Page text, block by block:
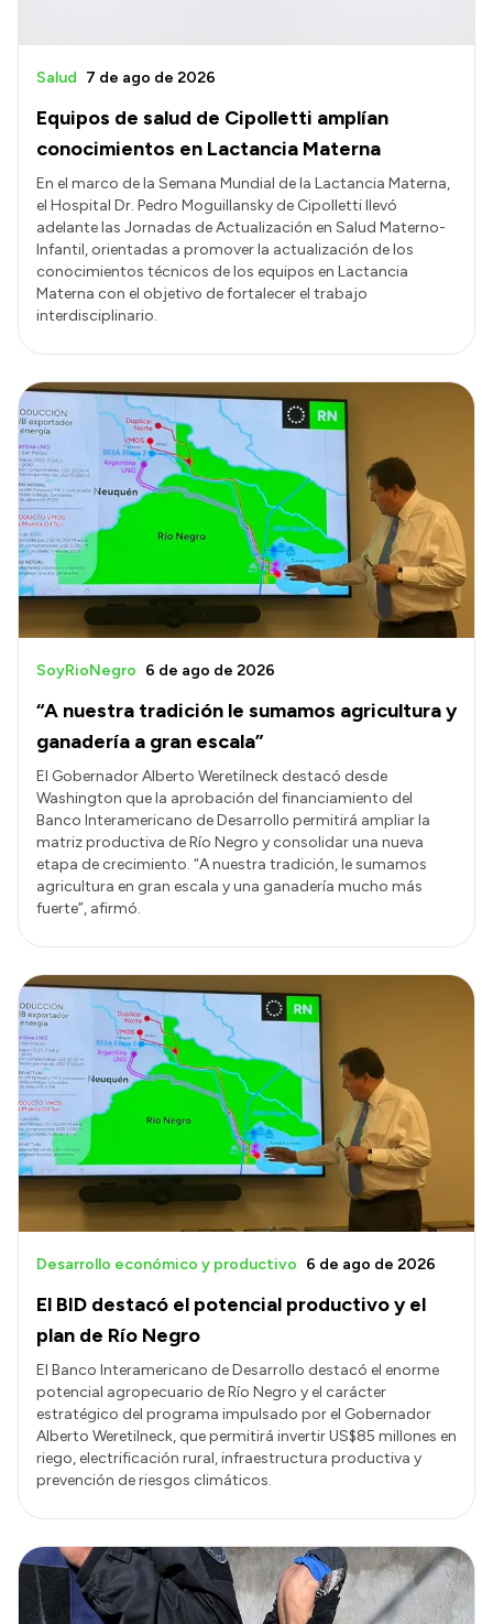
Equipos de salud de Cipolletti amplían
conocimientos en Lactancia Materna
Salud 7 de ago de 2026
En el marco de la Semana Mundial de la Lactancia Materna,
el Hospital Dr. Pedro Moguillansky de Cipolletti llevó
adelante las Jornadas de Actualización en Salud Materno-
Infantil, orientadas a promover la actualización de los
conocimientos técnicos de los equipos en Lactancia
Materna con el objetivo de fortalecer el trabajo
interdisciplinario.
“A nuestra tradición le sumamos agricultura y
ganadería a gran escala”
SoyRioNegro 6 de ago de 2026
El Gobernador Alberto Weretilneck destacó desde
Washington que la aprobación del financiamiento del
Banco Interamericano de Desarrollo permitirá ampliar la
matriz productiva de Río Negro y consolidar una nueva
etapa de crecimiento. “A nuestra tradición, le sumamos
agricultura en gran escala y una ganadería mucho más
fuerte”, afirmó.
El BID destacó el potencial productivo y el
plan de Río Negro
Desarrollo económico y productivo 6 de ago de 2026
El Banco Interamericano de Desarrollo destacó el enorme
potencial agropecuario de Río Negro y el carácter
estratégico del programa impulsado por el Gobernador
Alberto Weretilneck, que permitirá invertir US$85 millones en
riego, electrificación rural, infraestructura productiva y
prevención de riesgos climáticos.